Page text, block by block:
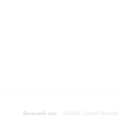
Большой зал:
191186, Санкт-